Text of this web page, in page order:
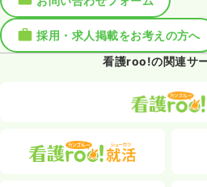
採用・求人掲載をお考えの方へ
看護roo!の関連サ